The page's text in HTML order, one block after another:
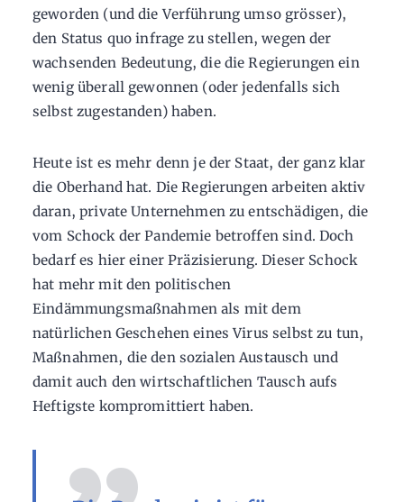
geworden (und die Verführung umso grösser),
den Status quo infrage zu stellen, wegen der
wachsenden Bedeutung, die die Regierungen ein
wenig überall gewonnen (oder jedenfalls sich
selbst zugestanden) haben.
Heute ist es mehr denn je der Staat, der ganz klar
die Oberhand hat. Die Regierungen arbeiten aktiv
daran, private Unternehmen zu entschädigen, die
vom Schock der Pandemie betroffen sind. Doch
bedarf es hier einer Präzisierung. Dieser Schock
hat mehr mit den politischen
Eindämmungsmaßnahmen als mit dem
natürlichen Geschehen eines Virus selbst zu tun,
Maßnahmen, die den sozialen Austausch und
damit auch den wirtschaftlichen Tausch aufs
Heftigste kompromittiert haben.